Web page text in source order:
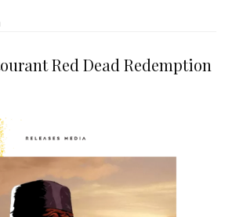
Red Dead Redemption